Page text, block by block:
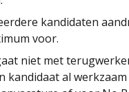
kandidaten
voor.
niet met
kandidaat al